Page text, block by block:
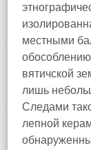
местными
вятичской
лишь
Следами
лепной